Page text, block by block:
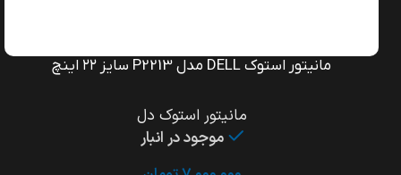
مانیتور استوک DELL مدل P2213 سایز ۲۲ اینچ
مانیتور استوک دل
موجود در انبار